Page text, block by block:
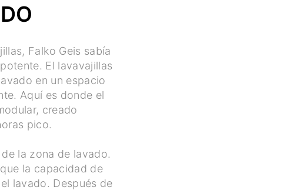
Falko Geis sabía
El lavavajillas
en un espacio
Aquí es donde el
creado
pico.
la zona de lavado.
la capacidad de
lavado. Después de